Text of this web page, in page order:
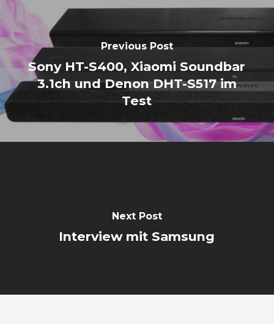
Previous Post
Sony HT-S400, Xiaomi Soundbar
3.1ch und Denon DHT-S517 im
Test
Next Post
Interview mit Samsung